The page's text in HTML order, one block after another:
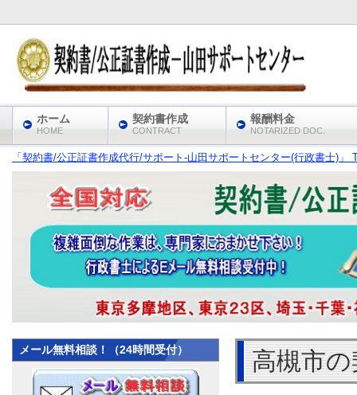
「契約書/公正証書作成代行/サポート‐山田サポートセンター(行政書士)」
高槻市
メール無料相談！（24時間受付）
ホーム
HOME
契約書作成
CONTRACT
報酬料金
NOTARIZED DOC.